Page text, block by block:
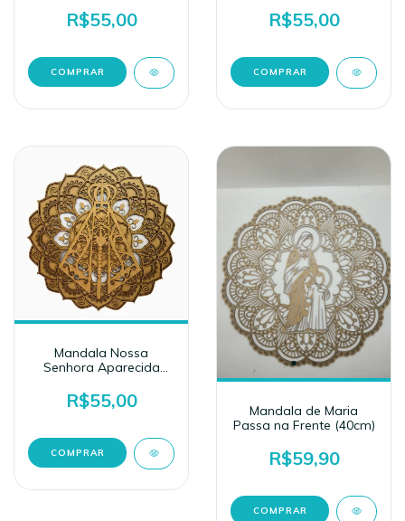
R$55,00 R$55,00
Mandala Nossa
Senhora Aparecida
R$55,00
Mandala de Maria
Passa na Frente (40cm)
R$59,90